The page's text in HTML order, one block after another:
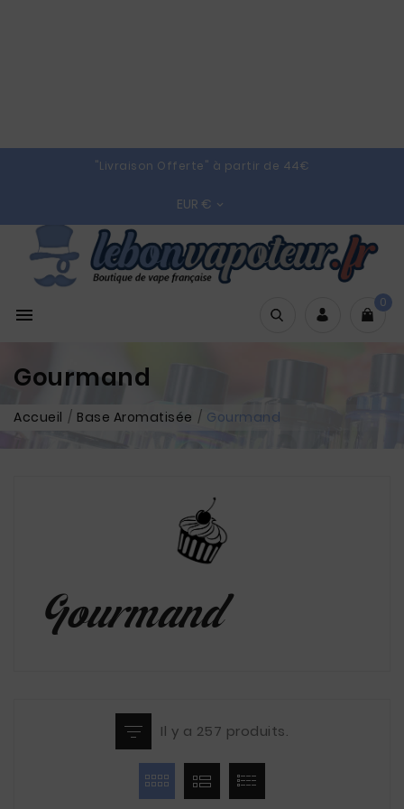
"Livraison Offerte" à partir de 44€
EUR € 

0
Gourmand
Accueil Base Aromatisée Gourmand
Gourmand
Il y a 257 produits.